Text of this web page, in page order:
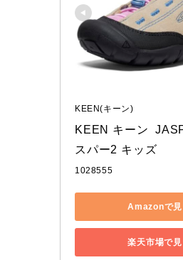
KEEN(キーン)
KEEN キーン
スパー2 キッズ
1028555
Amazonで見
楽天市場で見